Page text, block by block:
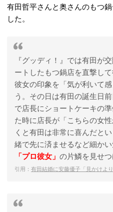
有田哲平さんと奥さんのもつ
した。
『グッディ！』では有田が
ートしたもつ鍋店を直撃し
彼女の印象を「気が利いて
う。その日は有田の誕生日
で店長にショートケーキの
た時に店長が「こちらの女
くと有田は非常に喜んだと
緒で先に済ませるなど細か
「プロ彼女」 の片鱗を見せつ
引用： 有田結婚に安藤優子「見かけよ